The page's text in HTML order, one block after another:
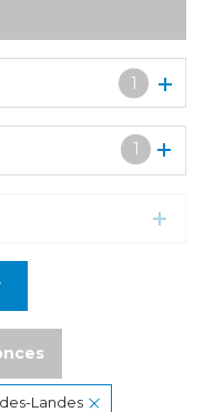
1
1
Landes